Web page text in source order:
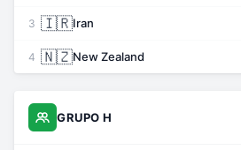
3 🇮🇷Iran
4 🇳🇿New Zealand
GRUPO H